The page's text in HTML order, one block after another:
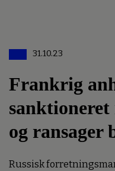
31.10.23
Frankrig
og ransager
Russisk